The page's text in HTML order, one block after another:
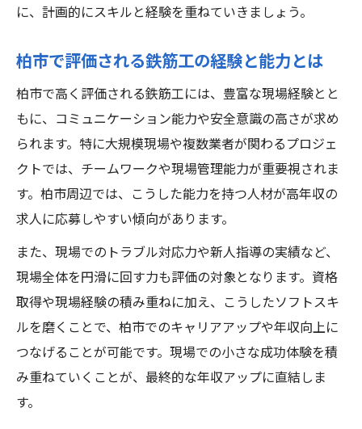
に、計画的にスキルと経験を重ねていきましょう。
柏市で評価される鉄筋工の経験と能力とは
柏市で高く評価される鉄筋工には、豊富な現場経験とと
もに、コミュニケーション能力や安全意識の高さが求め
られます。特に大規模現場や複数業者が関わるプロジェ
クトでは、チームワークや現場管理能力が重要視されま
す。柏市周辺では、こうした能力を持つ人材が高年収の
求人に応募しやすい傾向があります。
また、現場でのトラブル対応力や新人指導の実績など、
現場全体を円滑に回す力も評価の対象となります。資格
取得や現場経験の積み重ねに加え、こうしたソフトスキ
ルを磨くことで、柏市でのキャリアアップや年収向上に
つなげることが可能です。現場での小さな成功体験を積
み重ねていくことが、最終的な年収アップに直結しま
す。